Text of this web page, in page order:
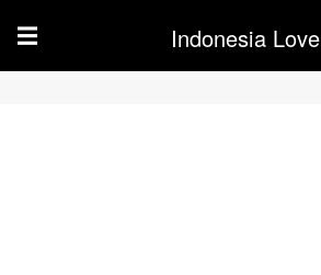
☰ Indonesia Love